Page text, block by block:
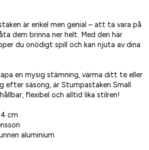
är enkel men genial – att ta vara på
dem brinna ner helt. Med den här
du onödigt spill och kan njuta av dina
en mysig stämning, värma ditt te eller
efter säsong, är Stumpastaken Small
flexibel och alltid lika stilren!
cm
aluminium